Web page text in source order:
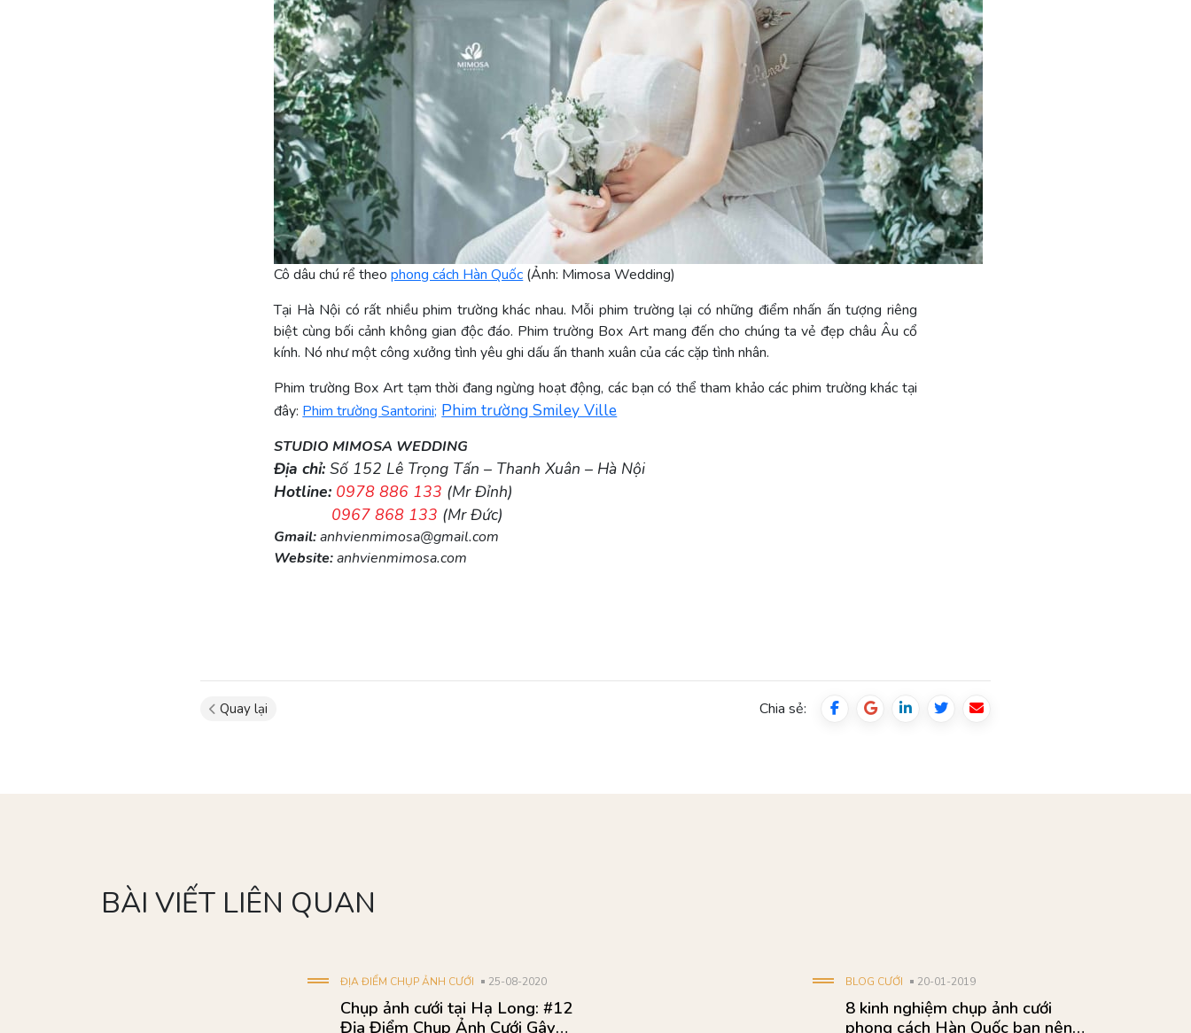
Cô dâu chú rể theophong cách Hàn Quốc (Ảnh: Mimosa Wedding)
Tại Hà Nội có rất nhiều phim trường khác nhau. Mỗi phim trường lại có những điểm nhấn ấn tượng riêng
biệt cùng bối cảnh không gian độc đáo. Phim trường Box Art mang đến cho chúng ta vẻ đẹp châu Âu cổ
kính. Nó như một công xưởng tình yêu ghi dấu ấn thanh xuân của các cặp tình nhân.
Phim trường Box Art tạm thời đang ngừng hoạt động, các bạn có thể tham khảo các phim trường khác tại
đây: Phim trường Santorini; Phim trường Smiley Ville
STUDIO MIMOSA WEDDING
Địa chỉ: Số 152 Lê Trọng Tấn – Thanh Xuân – Hà Nội
Hotline: 0978 886 133 (Mr Đỉnh)
0967 868 133 (Mr Đức)
Gmail:anhvienmimosa@gmail.com
Website:anhvienmimosa.com
Quay lại Chia sẻ:
BÀI VIẾT LIÊN QUAN
BLOG CƯỚI 20-01-2019
8 kinh nghiệm chụp ảnh cưới
phong cách Hàn Quốc bạn nên
BLOG CƯỚI 09-10-2018
Mách bạn các kinh nghiệm chụp
ảnh cưới Flamingo Đại Lải